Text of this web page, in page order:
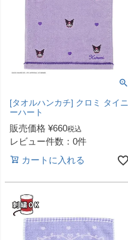
[タオルハンカチ] クロミ タイニ
ーハート
販売価格 ¥660税込
レビュー件数：0件
カートに入れる